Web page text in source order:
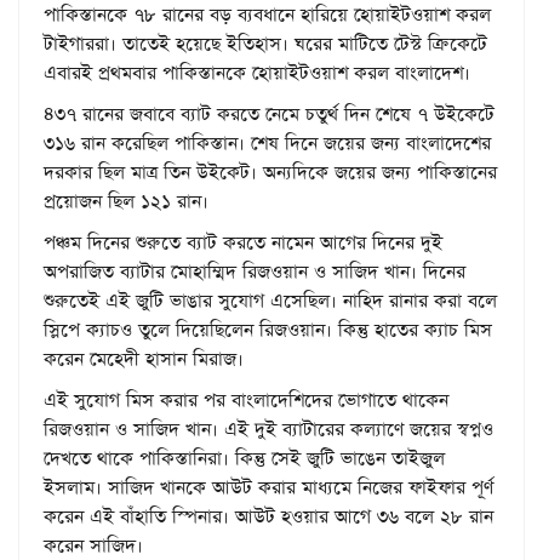
পাকিস্তানকে ৭৮ রানের বড় ব্যবধানে হারিয়ে হোয়াইটওয়াশ করল
টাইগাররা। তাতেই হয়েছে ইতিহাস। ঘরের মাটিতে টেস্ট ক্রিকেটে
এবারই প্রথমবার পাকিস্তানকে হোয়াইটওয়াশ করল বাংলাদেশ।
৪৩৭ রানের জবাবে ব্যাট করতে নেমে চতুর্থ দিন শেষে ৭ উইকেটে
৩১৬ রান করেছিল পাকিস্তান। শেষ দিনে জয়ের জন্য বাংলাদেশের
দরকার ছিল মাত্র তিন উইকেট। অন্যদিকে জয়ের জন্য পাকিস্তানের
প্রয়োজন ছিল ১২১ রান।
পঞ্চম দিনের শুরুতে ব্যাট করতে নামেন আগের দিনের দুই
অপরাজিত ব্যাটার মোহাম্মিদ রিজওয়ান ও সাজিদ খান। দিনের
শুরুতেই এই জুটি ভাঙার সুযোগ এসেছিল। নাহিদ রানার করা বলে
স্লিপে ক্যাচও তুলে দিয়েছিলেন রিজওয়ান। কিন্তু হাতের ক্যাচ মিস
করেন মেহেদী হাসান মিরাজ।
এই সুযোগ মিস করার পর বাংলাদেশিদের ভোগাতে থাকেন
রিজওয়ান ও সাজিদ খান। এই দুই ব্যাটারের কল্যাণে জয়ের স্বপ্নও
দেখতে থাকে পাকিস্তানিরা। কিন্তু সেই জুটি ভাঙেন তাইজুল
ইসলাম। সাজিদ খানকে আউট করার মাধ্যমে নিজের ফাইফার পূর্ণ
করেন এই বাঁহাতি স্পিনার। আউট হওয়ার আগে ৩৬ বলে ২৮ রান
করেন সাজিদ।